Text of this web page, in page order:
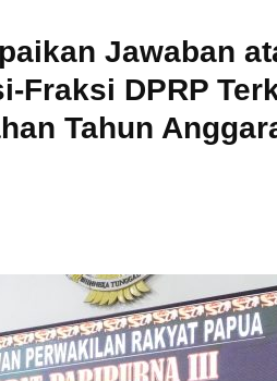
Jawaban
Fraksi DPRP
Tahun